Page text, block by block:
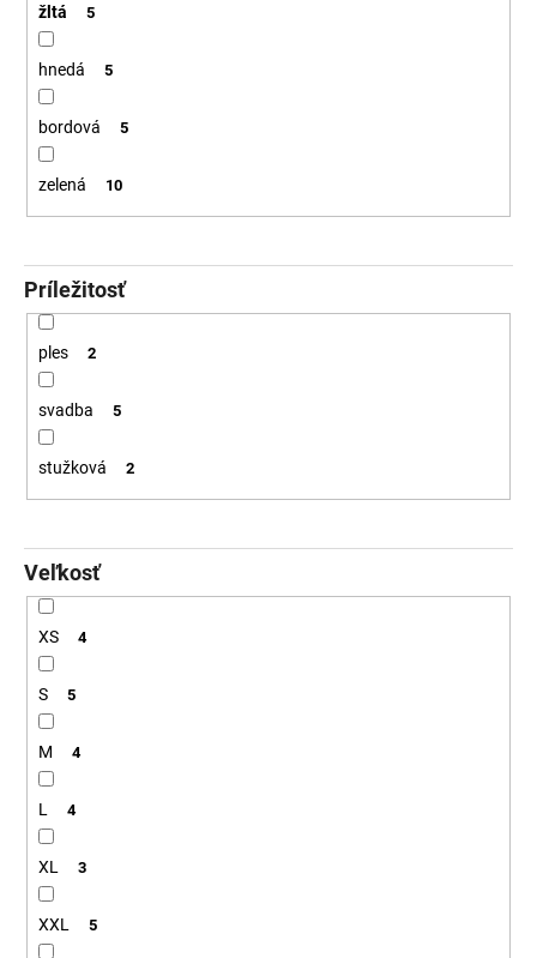
žltá 5
hnedá 5
bordová 5
zelená 10
Príležitosť
ples 2
svadba 5
stužková 2
Veľkosť
XS 4
S 5
M 4
L 4
XL 3
XXL 5